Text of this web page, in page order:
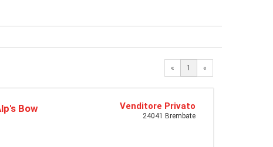
« 1 «
Bow
Venditore Privato
24041 Brembate